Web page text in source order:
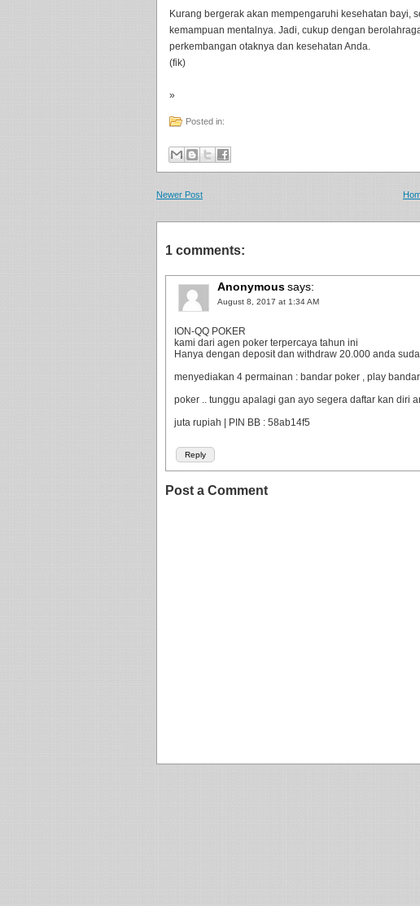
Kurang bergerak akan mempengaruhi kesehatan bayi,
kemampuan mentalnya. Jadi, cukup dengan
perkembangan otaknya dan kesehatan Anda.
(fik)
»
Posted in:
Newer Post
1 comments:
Anonymoussays:
August 8, 2017 at 1:34 AM
Reply
ION-QQ POKER
kami dari agen poker terpercaya tahun ini
Hanya dengan deposit dan withdraw 20.000 anda
menyediakan 4 permainan : bandar poker , play
poker .. tunggu apalagi gan ayo segera daftar kan diri
juta rupiah | PIN BB : 58ab14f5
Post a Comment